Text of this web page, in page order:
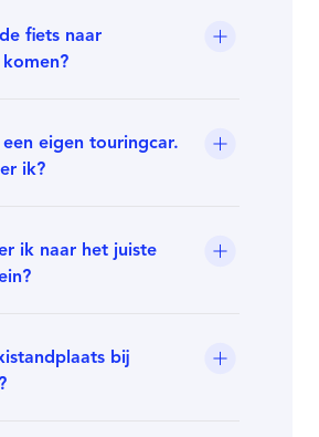
fiets naar
een eigen touringcar.
ik?
ik naar het juiste
bij